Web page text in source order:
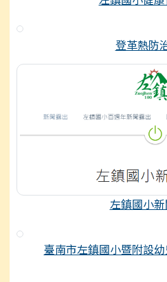
登革熱防
左鎮國小
臺南市左鎮國小暨附設